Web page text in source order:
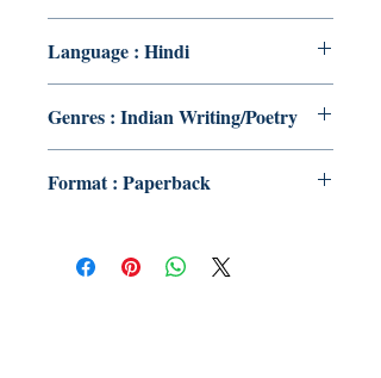
Language : Hindi
Genres : Indian Writing/Poetry
Format : Paperback